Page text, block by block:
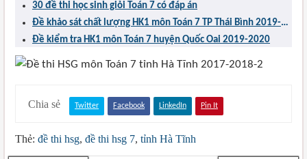
30 đề thi học sinh giỏi Toán 7 có đáp án
Đề khảo sát chất lượng HK1 môn Toán 7 TP Thái Bình 2019-
2020
Đề kiểm tra HK1 môn Toán 7 huyện Quốc Oai 2019-2020
Chia sẻ Twitter Facebook LinkedIn Pin It
Thẻ: đề thi hsg, đề thi hsg 7, tỉnh Hà Tĩnh